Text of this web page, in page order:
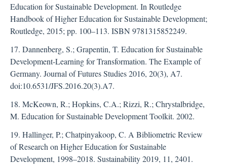
Education for Sustainable Development. In Routledge
Handbook of Higher Education for Sustainable Development;
Routledge, 2015; pp. 100–113. ISBN 9781315852249.
17. Dannenberg, S.; Grapentin, T. Education for Sustainable
Development-Learning for Transformation. The Example of
Germany. Journal of Futures Studies 2016, 20(3), A7.
doi:10.6531/JFS.2016.20(3).A7.
18. McKeown, R.; Hopkins, C.A.; Rizzi, R.; Chrystalbridge,
M. Education for Sustainable Development Toolkit. 2002.
19. Hallinger, P.; Chatpinyakoop, C. A Bibliometric Review
of Research on Higher Education for Sustainable
Development, 1998–2018. Sustainability 2019, 11, 2401.